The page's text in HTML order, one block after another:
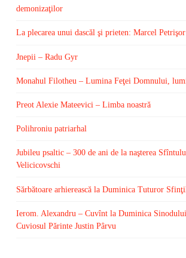
demonizaţilor
La plecarea unui dascăl şi prieten: Marcel
Jnepii – Radu Gyr
Monahul Filotheu – Lumina Feţei Domnului,
Preot Alexie Mateevici – Limba noastră
Polihroniu patriarhal
Jubileu psaltic – 300 de ani de la naşterea
Velicicovschi
Sărbătoare arhierească la Duminica Tuturor
Ierom. Alexandru – Cuvînt la Duminica
Cuviosul Părinte Justin Pârvu